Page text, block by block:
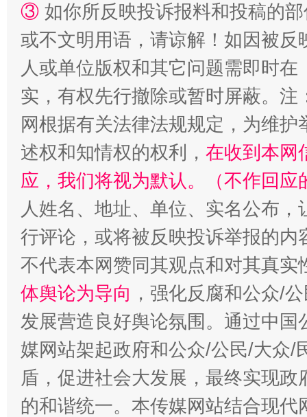
招工难、用工荒背后
③ 如你所反映投诉报料和投稿的
或不文明用语，请谅解！如因被
人或单位版权和其它问题需即时在
实，有权先行撤除或暂时屏蔽。
网根据有关法律法规规定，为维
述权和知情权的权利， 在收到本网
应，我们将视为默认。（不作回应
人姓名、地址、单位、实名公布
行评论，或将被反映投诉举报的
不代表本网赞同其观点和对其真实
体舆论为导向 ，强化反腐和公众/
发展营造良好舆论氛围。通过中
媒网站架起政府和公众/公民/大众/
盾，促进社会大发展，最终实现
的和谐统一。本传媒网站结合现